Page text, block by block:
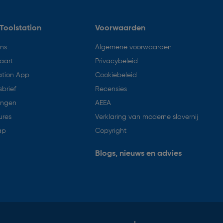
App
Voorwaarden
Algemene voorwaarden
Privacybeleid
Cookiebeleid
Recensies
AEEA
Verklaring van moderne slavernij
Copyright
Blogs, nieuws en advies